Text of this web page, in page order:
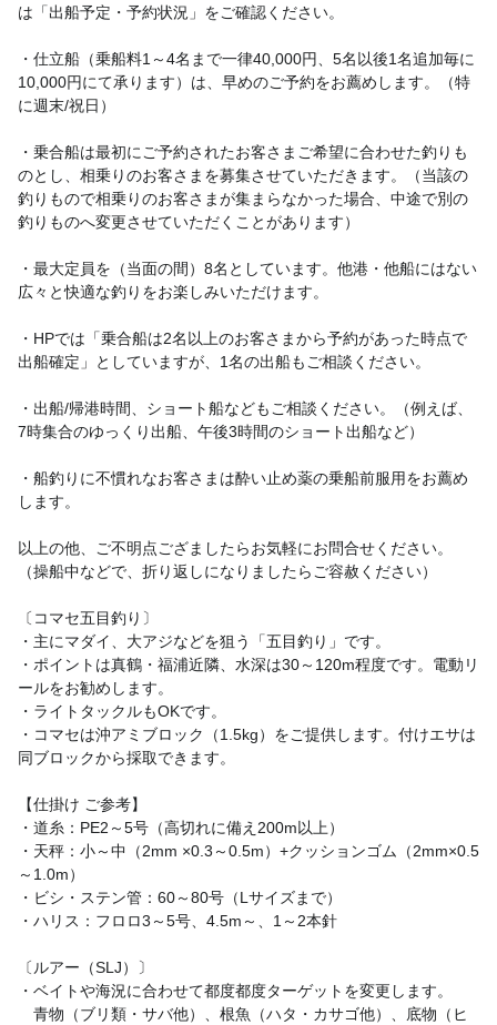
は「出船予定・予約状況」をご確認ください。
・仕立船（乗船料1～4名まで一律40,000円、5名以後1名追加毎に
10,000円にて承ります）は、早めのご予約をお薦めします。（特
に週末/祝日）
・乗合船は最初にご予約されたお客さまご希望に合わせた釣りも
のとし、相乗りのお客さまを募集させていただきます。（当該の
釣りもので相乗りのお客さまが集まらなかった場合、中途で別の
釣りものへ変更させていただくことがあります）
・最大定員を（当面の間）8名としています。他港・他船にはない
広々と快適な釣りをお楽しみいただけます。
・HPでは「乗合船は2名以上のお客さまから予約があった時点で
出船確定」としていますが、1名の出船もご相談ください。
・出船/帰港時間、ショート船などもご相談ください。（例えば、
7時集合のゆっくり出船、午後3時間のショート出船など）
・船釣りに不慣れなお客さまは酔い止め薬の乗船前服用をお薦め
します。
以上の他、ご不明点ござましたらお気軽にお問合せください。
（操船中などで、折り返しになりましたらご容赦ください）
〔コマセ五目釣り〕
・主にマダイ、大アジなどを狙う「五目釣り」です。
・ポイントは真鶴・福浦近隣、水深は30～120m程度です。電動リ
ールをお勧めします。
・ライトタックルもOKです。
・コマセは沖アミブロック（1.5kg）をご提供します。付けエサは
同ブロックから採取できます。
【仕掛け ご参考】
・道糸：PE2～5号（高切れに備え200m以上）
・天秤：小～中（2mm ×0.3～0.5m）+クッションゴム（2mm×0.5
～1.0m）
・ビシ・ステン管：60～80号（Lサイズまで）
・ハリス：フロロ3～5号、4.5m～、1～2本針
〔ルアー（SLJ）〕
・ベイトや海況に合わせて都度都度ターゲットを変更します。
青物（ブリ類・サバ他）、根魚（ハタ・カサゴ他）、底物（ヒ